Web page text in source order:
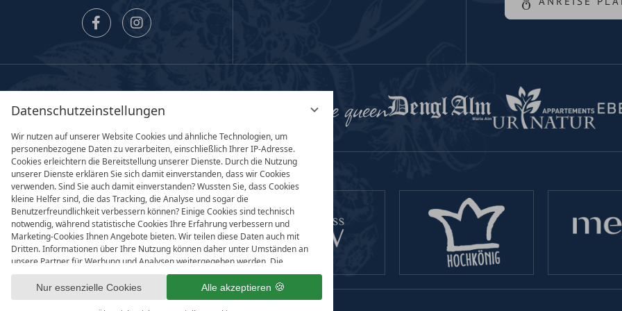
Datenschutzeinstellungen
Wir nutzen auf unserer Website Cookies und ähnliche Technologien, um
personenbezogene Daten zu verarbeiten, einschließlich Ihrer IP-Adresse.
Cookies erleichtern die Bereitstellung unserer Dienste. Durch die Nutzung
unserer Dienste erklären Sie sich damit einverstanden, dass wir Cookies
verwenden. Sind Sie auch damit einverstanden? Wussten Sie, dass Cookies
kleine Helfer sind, die das Tracking, die Analyse und sogar die
Benutzerfreundlichkeit verbessern können? Einige Cookies sind technisch
notwendig, während statistische Cookies Ihre Erfahrung verbessern und
Marketing-Cookies Ihnen Angebote bieten. Wir teilen diese Daten auch mit
Dritten. Informationen über Ihre Nutzung können daher unter Umständen an
unsere Partner für Werbung und Analysen weitergegeben werden. Die
Verarbeitung der Daten erfolgt entweder mit Ihrer Zustimmung oder aufgrund
unseres berechtigten Interesses, dem Sie in den individuellen
Datenschutzeinstellungen widersprechen können. Sie haben das Recht, nur in
Alle akzeptieren
Nur essenzielle Cookies
family of the queen
Partner & Co